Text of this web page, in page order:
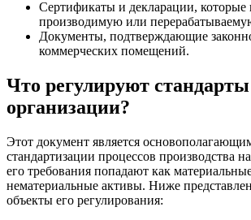
Сертификаты и декларации,
производимую или
Документы, подтверждающие
коммерческих помещений.
Что регулируют стандарты
организации?
Этот документ является
стандартизации процессов производства
его требования попадают как
нематериальные активы. Ниже
объекты его регулирования: